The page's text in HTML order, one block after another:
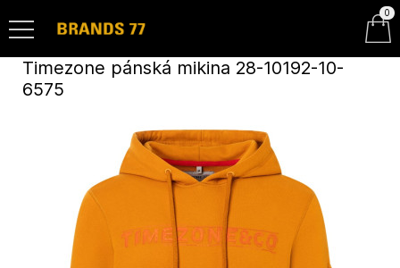
Timezone pánská mikina 28-10192-10-
6575
0